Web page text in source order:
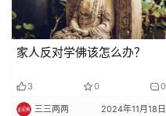
家人反对学佛该怎么办？
3 0 0
三三两两 2024年11月18日